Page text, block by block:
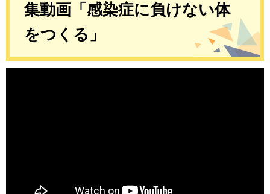
集動画「感染症に負けない体
をつくる」